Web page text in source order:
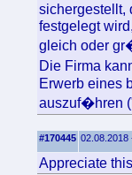
sichergestellt,
festgelegt
gleich oder
Die Firma
Erwerb eines
auszuf�hren
#170445 02.08.2018
Appreciate